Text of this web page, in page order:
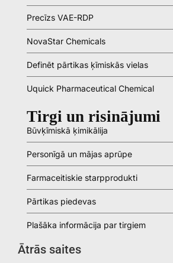
Precīzs VAE-RDP
NovaStar Chemicals
Definēt pārtikas ķīmiskās vielas
Uquick Pharmaceutical Chemical
Tirgi un risinājumi
Būvķīmiskā ķimikālija
Personīgā un mājas aprūpe
Farmaceitiskie starpprodukti
Pārtikas piedevas
Plašāka informācija par tirgiem
Ātrās saites